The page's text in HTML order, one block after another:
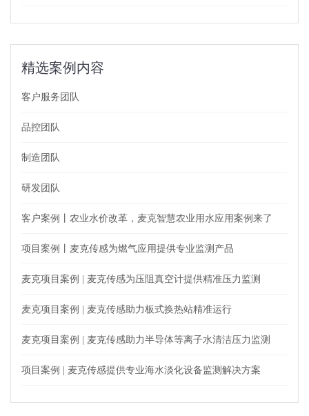
精选案例内容
客户服务团队
品控团队
制造团队
研发团队
客户案例丨农业水价改革，麦克智慧农业用水应用案例来了
项目案例丨麦克传感为燃气应用提供专业监测产品
麦克项目案例 | 麦克传感为压阻真空计提供精准压力监测
麦克项目案例 | 麦克传感助力板式换热站精准运行
麦克项目案例 | 麦克传感助力半导体等离子水清洁压力监测
项目案例 | 麦克传感提供专业海水淡化设备监测解决方案